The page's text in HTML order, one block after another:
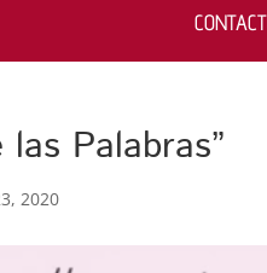
Palabras”
2020